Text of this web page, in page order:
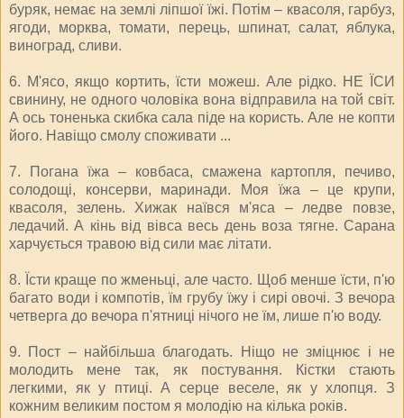
буряк, немає на землі ліпшої їжі. Потім – квасоля, гарбуз,
ягоди, морква, томати, перець, шпинат, салат, яблука,
виноград, сливи.
6. М'ясо, якщо кортить, їсти можеш. Але рідко. НЕ ЇСИ
свинину, не одного чоловіка вона відправила на той світ.
А ось тоненька скибка сала піде на користь. Але не копти
його. Навіщо смолу споживати ...
7. Погана їжа – ковбаса, смажена картопля, печиво,
солодощі, консерви, маринади. Моя їжа – це крупи,
квасоля, зелень. Хижак наївся м'яса – ледве повзе,
ледачий. А кінь від вівса весь день воза тягне. Сарана
харчується травою від сили має літати.
8. Їсти краще по жменьці, але часто. Щоб менше їсти, п'ю
багато води і компотів, їм грубу їжу і сирі овочі. З вечора
четверга до вечора п'ятниці нічого не їм, лише п'ю воду.
9. Пост – найбільша благодать. Ніщо не зміцнює і не
молодить мене так, як постування. Кістки стають
легкими, як у птиці. А серце веселе, як у хлопця. З
кожним великим постом я молодію на кілька років.